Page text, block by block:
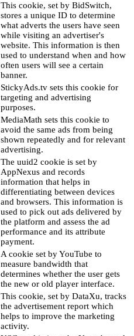
This cookie, set by BidSwitch,
stores a unique ID to determine
what adverts the users have seen
while visiting an advertiser's
website. This information is then
used to understand when and how
often users will see a certain
banner.
StickyAds.tv sets this cookie for
targeting and advertising
purposes.
MediaMath sets this cookie to
avoid the same ads from being
shown repeatedly and for relevant
advertising.
The uuid2 cookie is set by
AppNexus and records
information that helps in
differentiating between devices
and browsers. This information is
used to pick out ads delivered by
the platform and assess the ad
performance and its attribute
payment.
A cookie set by YouTube to
measure bandwidth that
determines whether the user gets
the new or old player interface.
This cookie, set by DataXu, tracks
the advertisement report which
helps to improve the marketing
activity.